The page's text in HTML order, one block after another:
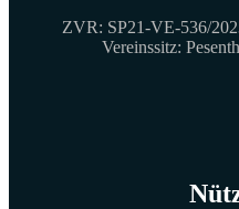
ZVR: SP21-VE-536/
Vereinssitz: